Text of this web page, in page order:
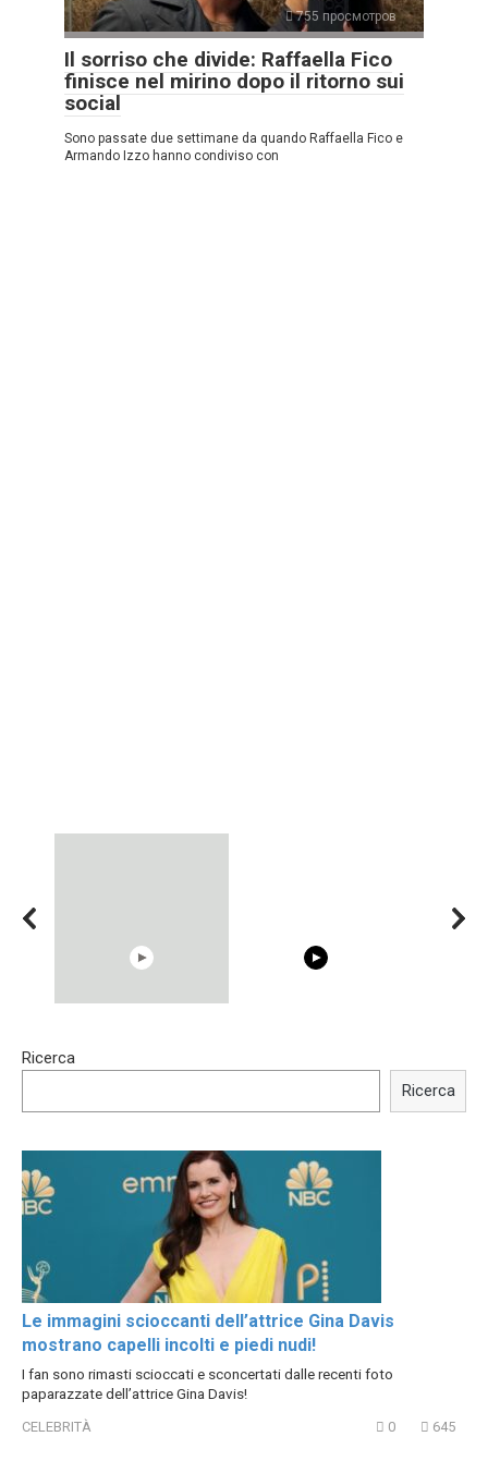
755 просмотров
Il sorriso che divide: Raffaella Fico
finisce nel mirino dopo il ritorno sui
social
Sono passate due settimane da quando Raffaella Fico e
Armando Izzo hanno condiviso con
Trying BOLLYWOOD
Shocking illusion - Pretty
Ricerca
Ricerca
Le immagini scioccanti dell’attrice Gina Davis
mostrano capelli incolti e piedi nudi!
I fan sono rimasti scioccati e sconcertati dalle recenti foto
paparazzate dell’attrice Gina Davis!
CELEBRITÀ 0 645